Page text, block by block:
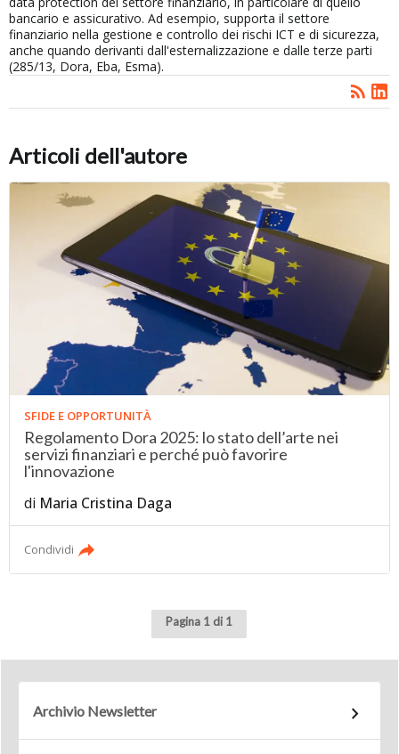
bancario e assicurativo. Ad esempio, supporta il settore
finanziario nella gestione e controllo dei rischi ICT e di sicurezza,
anche quando derivanti dall'esternalizzazione e dalle terze parti
(285/13, Dora, Eba, Esma).
Articoli dell'autore
SFIDE E OPPORTUNITÀ
Regolamento Dora 2025: lo stato dell’arte nei
servizi finanziari e perché può favorire
l'innovazione
di Maria Cristina Daga
Condividi
Pagina 1 di 1
Archivio Newsletter